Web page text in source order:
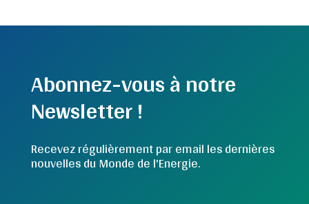
Abonnez-vous à notre
Newsletter !
Recevez régulièrement par email les dernières
nouvelles du Monde de l'Energie.